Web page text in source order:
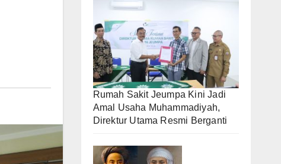
Rumah Sakit Jeumpa Kini Jadi
Amal Usaha Muhammadiyah,
Direktur Utama Resmi Berganti